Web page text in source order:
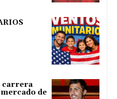
carrera
de